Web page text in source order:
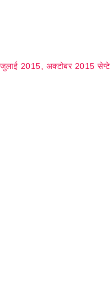
2015, अक्टोबर 2015